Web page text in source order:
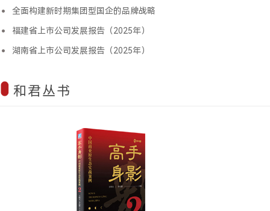
全面构建新时期集团型国企的品牌战略
福建省上市公司发展报告（2025年）
湖南省上市公司发展报告（2025年）
和君丛书